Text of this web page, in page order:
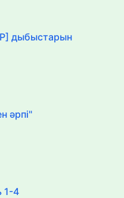
дыбыстарын
әрпі"
1-4